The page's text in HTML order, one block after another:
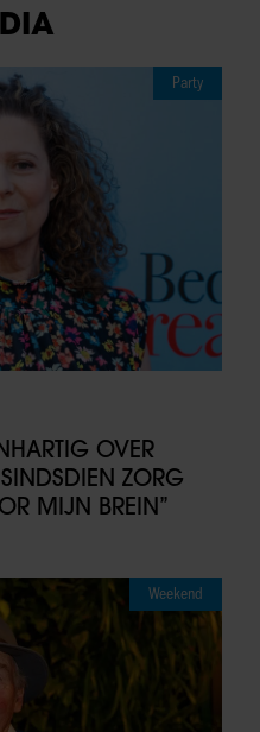
Party
OVER
ZORG
MIJN BREIN”
Weekend